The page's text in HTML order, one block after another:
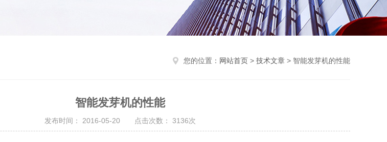
您的位置： 网站首页 > 技术文章 > 智能发芽机的性能
智能发芽机的性能
发布时间： 2016-05-20 点击次数： 3136次